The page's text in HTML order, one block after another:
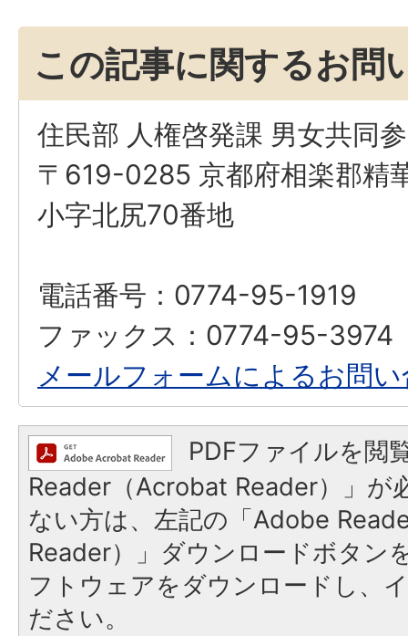
この記事に関するお問
住民部 人権啓発課 男女共同
〒619-0285 京都府相楽郡精
小字北尻70番地
電話番号：0774-95-1919
ファックス：0774-95-3974
メールフォームによるお問
PDFファイルを閲
Reader（Acrobat Reader）」が
ない方は、左記の「Adobe
Reader）」ダウンロードボタン
フトウェアをダウンロードし、
ださい。